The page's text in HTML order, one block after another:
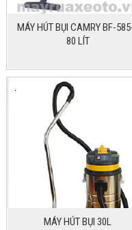
MÁY HÚT BỤI CAMRY BF-
80 LÍT
MÁY HÚT BỤI 30L